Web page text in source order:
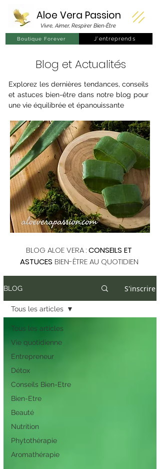
Aloe Vera Passion
Vivre, Aimer, Respirer Bien-Être
J'entreprends
Boutique Forever
Blog et Actualités
Explorez les dernières tendances, conseils
et astuces bien-être dans notre blog pour
une vie équilibrée et épanouissante
BLOG ALOE VERA :CONSEILS ET
ASTUCES BIEN-ÊTRE AU QUOTIDIEN
BLOG S'inscrire
Tous les articles
Vie quotidienne
Entrepreneur
Détox
Conseils Bien-Etre
Bien-Etre
Beauté
Nutrition
Phytothérapie
Aromathérapie
Tous les articles